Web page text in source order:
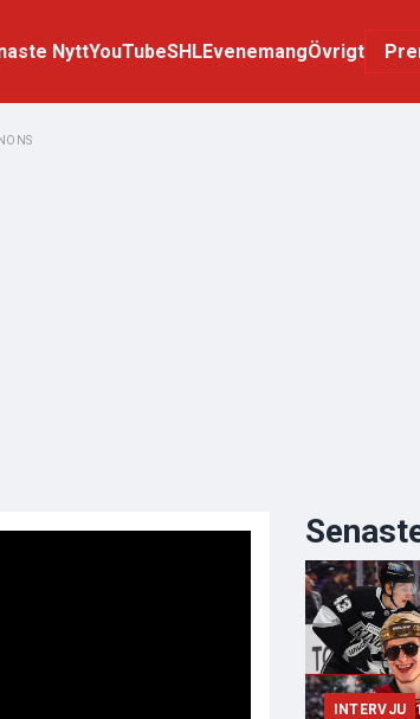
NyttYouTubeSHLEvenemangÖvrigt
INTERVJU